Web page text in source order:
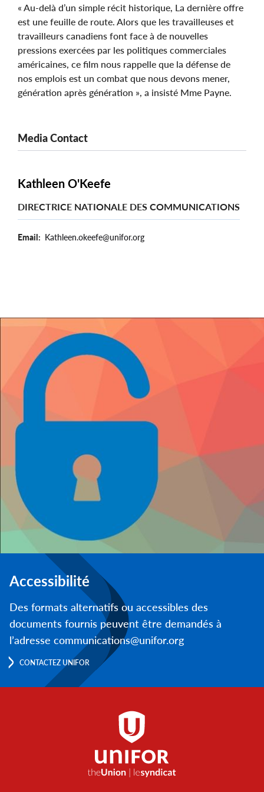
« Au-delà d’un simple récit historique, La dernière offre
est une feuille de route. Alors que les travailleuses et
travailleurs canadiens font face à de nouvelles
pressions exercées par les politiques commerciales
américaines, ce film nous rappelle que la défense de
nos emplois est un combat que nous devons mener,
génération après génération », a insisté Mme Payne.
Media Contact
Kathleen O'Keefe
DIRECTRICE NATIONALE DES COMMUNICATIONS
Email Kathleen.okeefe@unifor.org
Accessibilité
Des formats alternatifs ou accessibles des
documents fournis peuvent être demandés à
l’adresse communications@unifor.org
CONTACTEZ UNIFOR